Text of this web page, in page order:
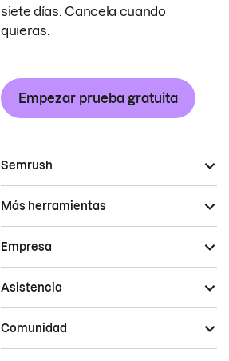
siete días. Cancela cuando
quieras.
Empezar prueba gratuita
Semrush
Más herramientas
Empresa
Asistencia
Comunidad